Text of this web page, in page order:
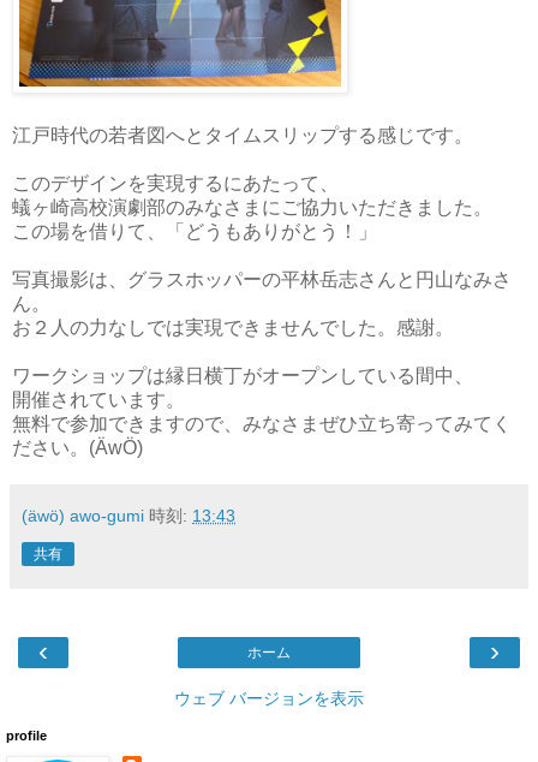
江戸時代の若者図へとタイムスリップする感じです。
このデザインを実現するにあたって、
蟻ヶ崎高校演劇部のみなさまにご協力いただきました。
この場を借りて、「どうもありがとう！」
写真撮影は、グラスホッパーの平林岳志さんと円山なみさ
ん。
お２人の力なしでは実現できませんでした。感謝。
ワークショップは縁日横丁がオープンしている間中、
開催されています。
無料で参加できますので、みなさまぜひ立ち寄ってみてく
ださい。(ÄwÖ)
(äwö) awo-gumi 時刻: 13:43
共有
‹ ›
ホーム
ウェブ バージョンを表示
profile